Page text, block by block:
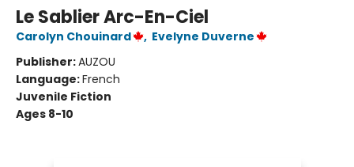
Le Sablier Arc-En-Ciel
Carolyn Chouinard , Evelyne Duverne
Publisher:AUZOU
Language:French
Juvenile Fiction
Ages 8-10